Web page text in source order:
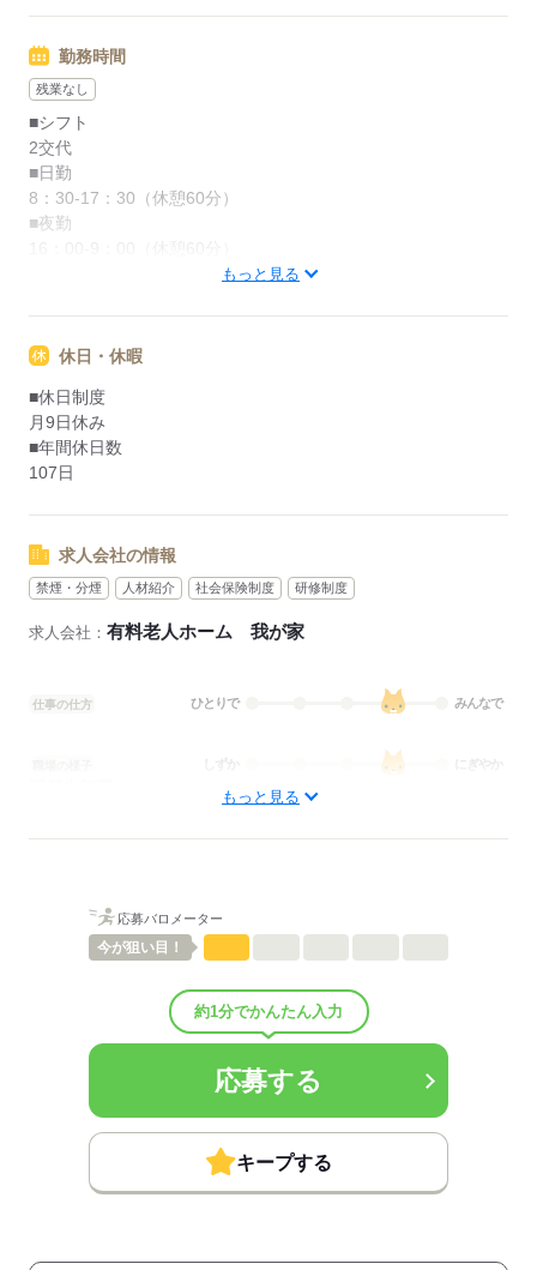
勤務時間
残業なし
■シフト
2交代
■日勤
8：30-17：30（休憩60分）
■夜勤
応募する
もっと見る
休日・休暇
■休日制度
月9日休み
■年間休日数
107日
求人会社の情報
禁煙・分煙 人材紹介 社会保険制度 研修制度
求人会社： 有料老人ホーム 我が家
仕事の仕方 ひとりで みんなで
にぎやか
■退職金制度備考：
■その他福利厚生：
既存施設（20名）の場合：9,000円/回
増床施設（8名）の場合：7,000円/回
■その他手当：
特別手当：6,000円～25,000円
特別2手当：1,000円～2000円
※夜勤手当に関しては福利厚生に記載あり
■受動喫煙防止措置：
もっと見る
応募バロメーター
今が狙い目！
約1分でかんたん入力
応募する
キープする